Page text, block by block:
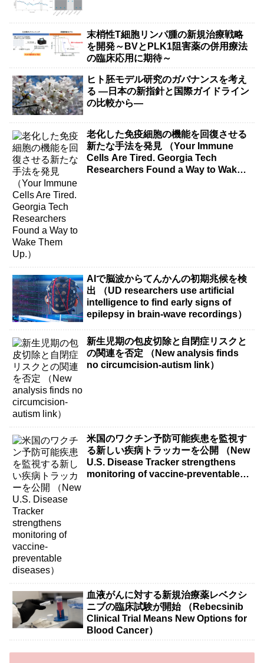
末梢性T細胞リンパ腫の新規治療戦略
を開発～BVとPLK1阻害薬の併用療法
の臨床応用に期待～
ヒト胚モデル研究のガバナンスを考え
る ―日本の新指針と国際ガイドライン
の比較から―
老化した免疫細胞の機能を回復させる
新たな手法を発見 （Your Immune
Cells Are Tired. Georgia Tech
Researchers Found a Way to Wake
AIで脳波からてんかんの初期兆候を検
出 （UD researchers use artificial
intelligence to find early signs of
epilepsy in brain-wave recordings）
新生児期の包皮切除と自閉症リスクと
の関連を否定 （New analysis finds
no circumcision-autism link）
米国のワクチン予防可能疾患を監視す
る新しい疾病トラッカーを公開 （New
U.S. Disease Tracker strengthens
monitoring of vaccine-preventable
血液がんに対する新規治療薬レベクシ
ニブの臨床試験が開始 （Rebecsinib
Clinical Trial Means New Options for
Blood Cancer）